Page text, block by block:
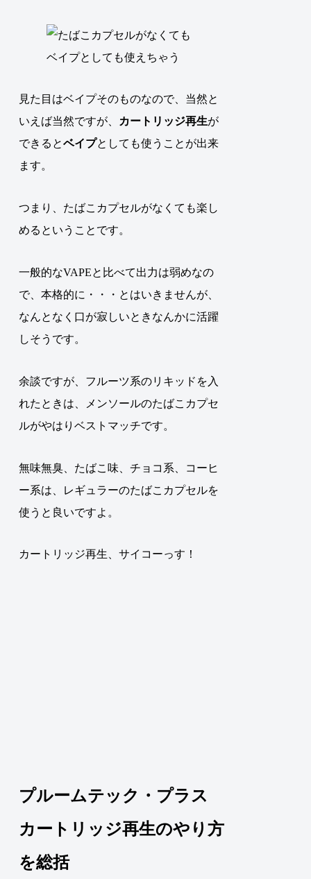
見た目はベイプそのものなので、当然と
いえば当然ですが、
カートリッジ再生が
できるとベイプとしても使うことが出来
ます。
つまり、 たばこカプセルがなくても楽し
めるということです。
一般的なVAPEと比べて出力は弱めなの
で、本格的に・・・とはいきませんが、
なんとなく口が寂しいときなんかに活躍
しそうです。
余談ですが、フルーツ系のリキッドを入
れたときは、メンソールのたばこカプセ
ルがやはりベストマッチです。
無味無臭、たばこ味、チョコ系、コーヒ
ー系は、レギュラーのたばこカプセルを
使うと良いですよ。
カートリッジ再生、サイコーっす！
プルームテック・プラス
カートリッジ再生のやり方
を総括